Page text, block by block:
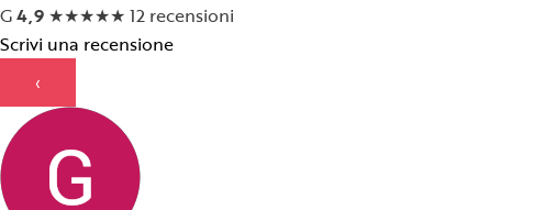
G4,9 ★★★★★ 12 recensioni
Scrivi una recensione
‹